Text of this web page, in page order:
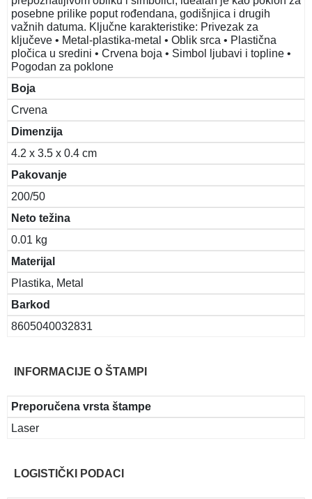
posebne prilike poput rođendana, godišnjica i drugih
važnih datuma. Ključne karakteristike: Privezak za
ključeve • Metal-plastika-metal • Oblik srca • Plastična
pločica u sredini • Crvena boja • Simbol ljubavi i topline •
Pogodan za poklone
Boja
Crvena
Dimenzija
4.2 x 3.5 x 0.4 cm
Pakovanje
200/50
Neto težina
0.01 kg
Materijal
Plastika, Metal
Barkod
8605040032831
INFORMACIJE O ŠTAMPI
Preporučena vrsta štampe
Laser
LOGISTIČKI PODACI